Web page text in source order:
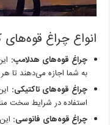
انواع چراغ
چراغ قوه‌های هدلامپ:
به شما اجازه می‌دهند تا
چراغ قوه‌های تاکتیکی:
استفاده در شرایط سخت
چراغ قوه‌های فانوسی: